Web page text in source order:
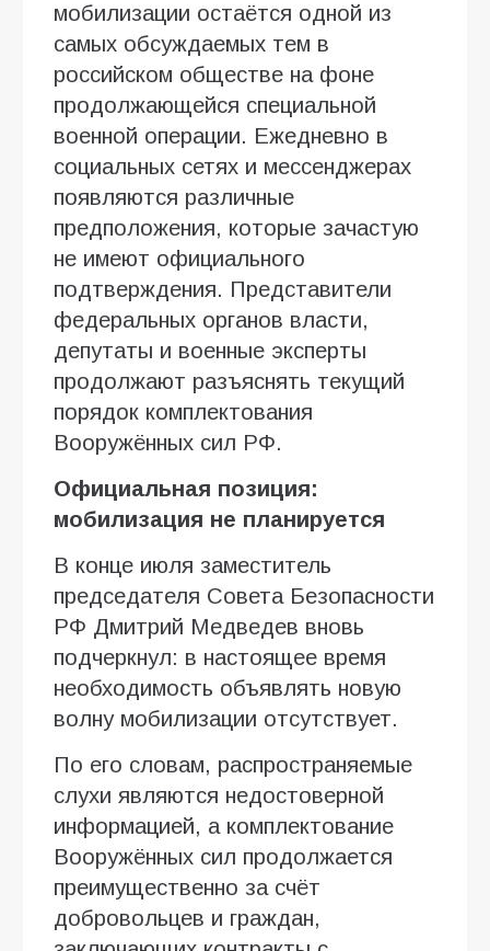
мобилизации остаётся одной из
самых обсуждаемых тем в
российском обществе на фоне
продолжающейся специальной
военной операции. Ежедневно в
социальных сетях и мессенджерах
появляются различные
предположения, которые зачастую
не имеют официального
подтверждения. Представители
федеральных органов власти,
депутаты и военные эксперты
продолжают разъяснять текущий
порядок комплектования
Вооружённых сил РФ.
Официальная позиция:
мобилизация не планируется
В конце июля заместитель
председателя Совета Безопасности
РФ Дмитрий Медведев вновь
подчеркнул: в настоящее время
необходимость объявлять новую
волну мобилизации отсутствует.
По его словам, распространяемые
слухи являются недостоверной
информацией, а комплектование
Вооружённых сил продолжается
преимущественно за счёт
добровольцев и граждан,